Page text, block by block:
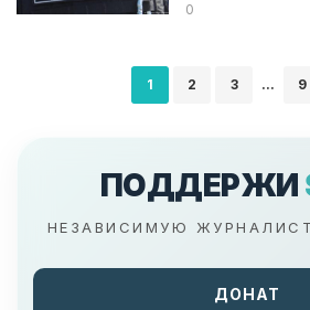
0
1 2 3 ... 9
ПОДДЕРЖИ
НЕЗАВИСИМУЮ
ДОНАТ